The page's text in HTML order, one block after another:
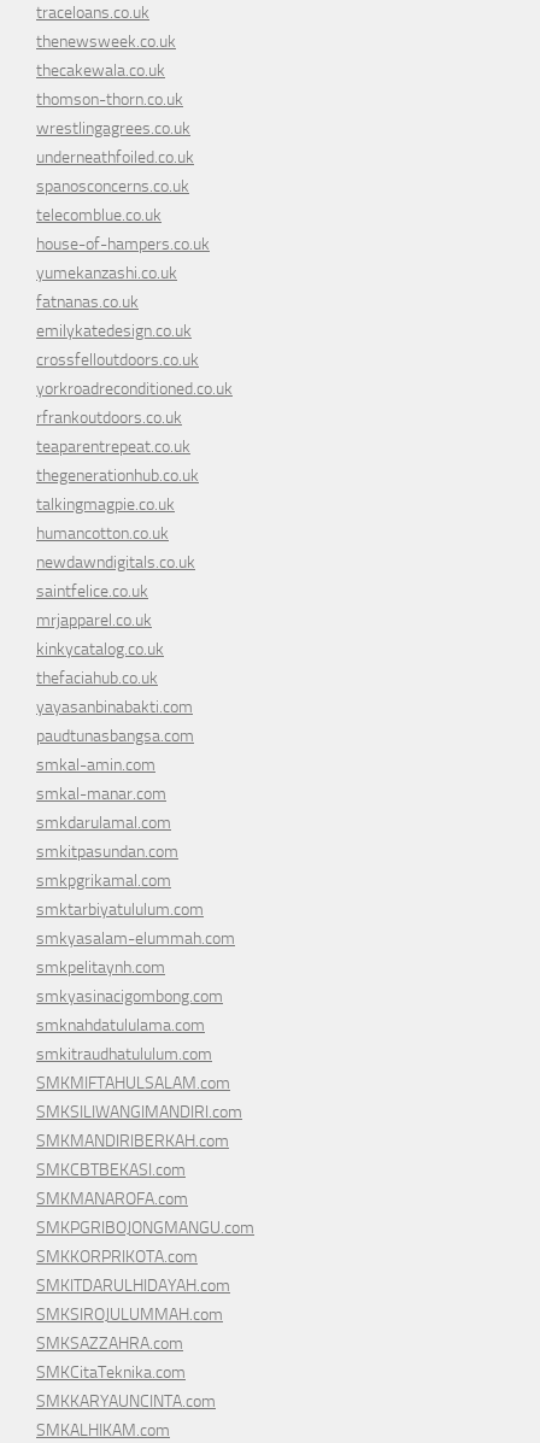
traceloans.co.uk
thenewsweek.co.uk
thecakewala.co.uk
thomson-thorn.co.uk
wrestlingagrees.co.uk
underneathfoiled.co.uk
spanosconcerns.co.uk
telecomblue.co.uk
house-of-hampers.co.uk
yumekanzashi.co.uk
fatnanas.co.uk
emilykatedesign.co.uk
crossfelloutdoors.co.uk
yorkroadreconditioned.co.uk
rfrankoutdoors.co.uk
teaparentrepeat.co.uk
thegenerationhub.co.uk
talkingmagpie.co.uk
humancotton.co.uk
newdawndigitals.co.uk
saintfelice.co.uk
mrjapparel.co.uk
kinkycatalog.co.uk
thefaciahub.co.uk
yayasanbinabakti.com
paudtunasbangsa.com
smkal-amin.com
smkal-manar.com
smkdarulamal.com
smkitpasundan.com
smkpgrikamal.com
smktarbiyatululum.com
smkyasalam-elummah.com
smkpelitaynh.com
smkyasinacigombong.com
smknahdatululama.com
smkitraudhatululum.com
SMKMIFTAHULSALAM.com
SMKSILIWANGIMANDIRI.com
SMKMANDIRIBERKAH.com
SMKCBTBEKASI.com
SMKMANAROFA.com
SMKPGRIBOJONGMANGU.com
SMKKORPRIKOTA.com
SMKITDARULHIDAYAH.com
SMKSIROJULUMMAH.com
SMKSAZZAHRA.com
SMKCitaTeknika.com
SMKKARYAUNCINTA.com
SMKALHIKAM.com